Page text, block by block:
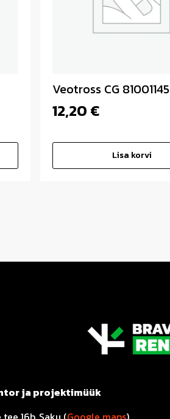
Veotross CG 81001145
12,20€
Lisa korvi
ja projektimüük